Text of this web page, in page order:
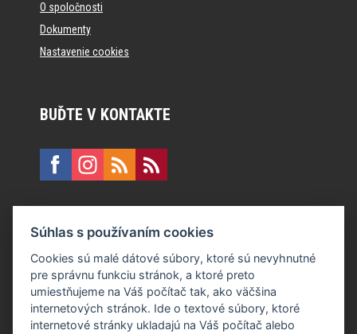
O spoločnosti
Dokumenty
Nastavenie cookies
BUĎTE V KONTAKTE
E:recepcia@formfactory.sk
Form Factory Slovakia s.r.o., Ružová dolina 480/6, 821 08
Bratislava
Súhlas s používaním cookies
Cookies sú malé dátové súbory, ktoré sú nevyhnutné
pre správnu funkciu stránok, a ktoré preto
umiestňujeme na Váš počítač tak, ako väčšina
internetových stránok. Ide o textové súbory, ktoré
internetové stránky ukladajú na Váš počítač alebo